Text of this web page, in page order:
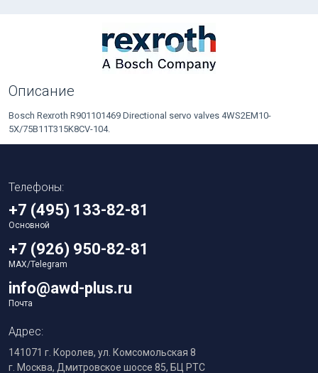
Описание
Bosch Rexroth R901101469 Directional servo valves 4WS2EM10-
5X/75B11T315K8CV-104.
Телефоны:
+7 (495) 133-82-81
Основной
+7 (926) 950-82-81
MAX/Telegram
info@awd-plus.ru
Почта
Адрес:
141071 г. Королев, ул. Комсомольская 8
г. Москва, Дмитровское шоссе 85, БЦ РТС